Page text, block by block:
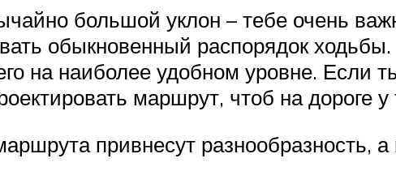
большой уклон – тебе очень
обыкновенный распорядок
на наиболее удобном уровне. Если
маршрут, чтоб на
привнесут разнообразность,